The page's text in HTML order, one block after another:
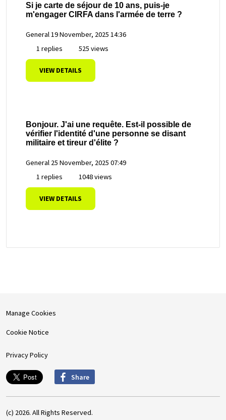
Si je carte de séjour de 10 ans, puis-je
m'engager CIRFA dans l'armée de terre ?
General19 November, 2025 14:36
1 replies
525 views
VIEW DETAILS
Bonjour. J'ai une requête. Est-il possible de
vérifier l'identité d'une personne se disant
militaire et tireur d'élite ?
General 25 November, 2025 07:49
1 replies
1048 views
VIEW DETAILS
Manage Cookies
Cookie Notice
Privacy Policy
Share
(c) 2026. All Rights Reserved.